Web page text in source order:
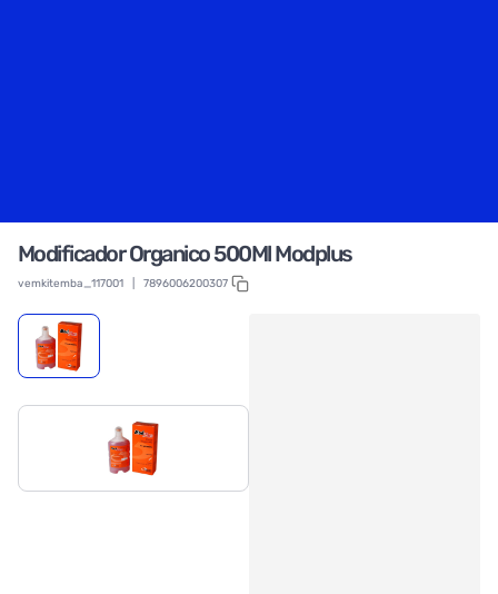
Modificador Organico 500Ml Modplus
vemkitemba_117001 7896006200307